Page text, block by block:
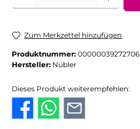
Zum Merkzettel hinzufügen
Produktnummer: 00000039272706
Hersteller: Nübler
Dieses Produkt weiterempfehlen: